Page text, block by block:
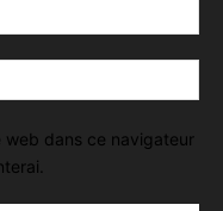
web dans ce navigateur